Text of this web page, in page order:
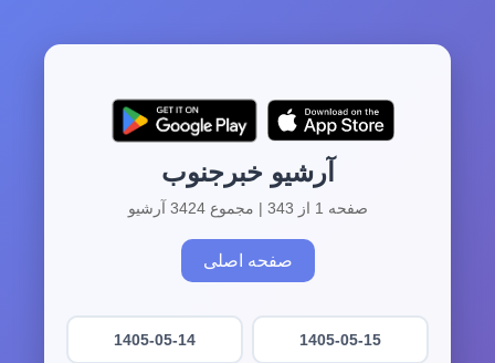
آرشیو خبرجنوب
صفحه 1 از 343 | مجموع 3424 آرشیو
صفحه اصلی
1405-05-15
1405-05-14